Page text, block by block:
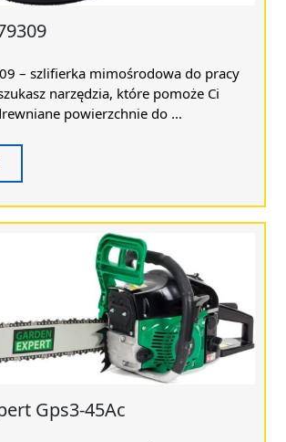
– szlifierka mimośrodowa do pracy
narzędzia, które pomoże Ci
powierzchnie do ...
Gps3-45Ac